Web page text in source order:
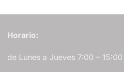
Horario:
de Lunes a Jueves 7:00 – 15:00